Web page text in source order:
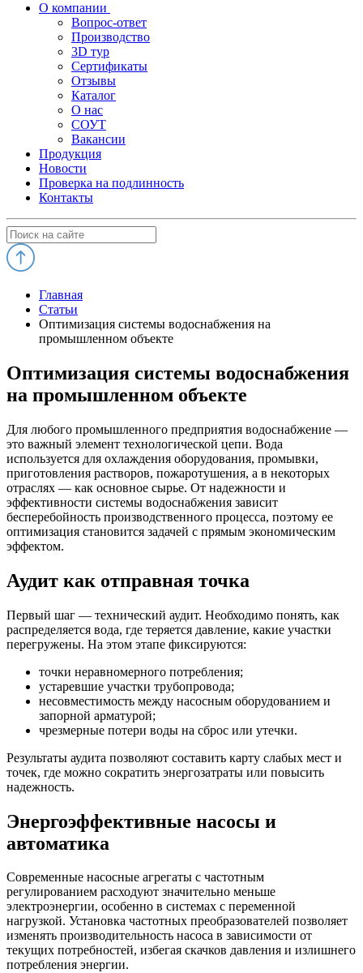
О компании
Вопрос-ответ
Производство
3D тур
Сертификаты
Отзывы
Каталог
О нас
СОУТ
Вакансии
Продукция
Новости
Проверка на подлинность
Контакты
Главная
Статьи
Оптимизация системы водоснабжения на
промышленном объекте
Оптимизация системы водоснабжения
на промышленном объекте
Для любого промышленного предприятия водоснабжение —
это важный элемент технологической цепи. Вода
используется для охлаждения оборудования, промывки,
приготовления растворов, пожаротушения, а в некоторых
отраслях — как основное сырье. От надежности и
эффективности системы водоснабжения зависит
бесперебойность производственного процесса, поэтому ее
оптимизация становится задачей с прямым экономическим
эффектом.
Аудит как отправная точка
Первый шаг — технический аудит. Необходимо понять, как
распределяется вода, где теряется давление, какие участки
перегружены. На этом этапе фиксируются:
точки неравномерного потребления;
устаревшие участки трубопровода;
несовместимость между насосным оборудованием и
запорной арматурой;
чрезмерные потери воды на сброс или утечки.
Результаты аудита позволяют составить карту слабых мест и
точек, где можно сократить энергозатраты или повысить
надежность.
Энергоэффективные насосы и
автоматика
Современные насосные агрегаты с частотным
регулированием расходуют значительно меньше
электроэнергии, особенно в системах с переменной
нагрузкой. Установка частотных преобразователей позволяет
изменять производительность насоса в зависимости от
текущих потребностей, избегая скачков давления и излишнего
потребления энергии.